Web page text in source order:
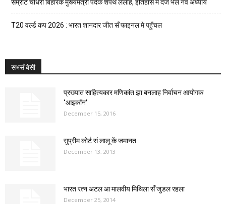
सम्राट चौधरी बिहारक मुख्यमंत्री पदक शपथ लेलाह, इतिहास मे दर्ज भेल नव अध्याय
T20 वर्ल्ड कप 2026 : भारत शानदार जीत सँ फाइनल मे पहुँचल
सभसँ बेसी
प्रख्यात साहित्यकार मणिकांत झा बनलाह निर्वाचन आयोगक
‘आइकॉन’
December 15, 2016
सुप्रीम कोर्ट सं लालू कें जमानत
December 13, 2013
भारत रत्न अटल आ मालवीय मिथिला सँ जुडल रहला
December 25, 2014